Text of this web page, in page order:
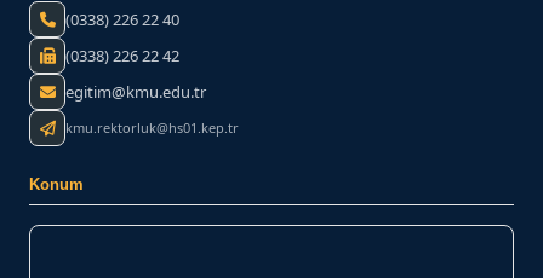
(0338) 226 22 40
(0338) 226 22 42
egitim@kmu.edu.tr
kmu.rektorluk@hs01.kep.tr
Konum